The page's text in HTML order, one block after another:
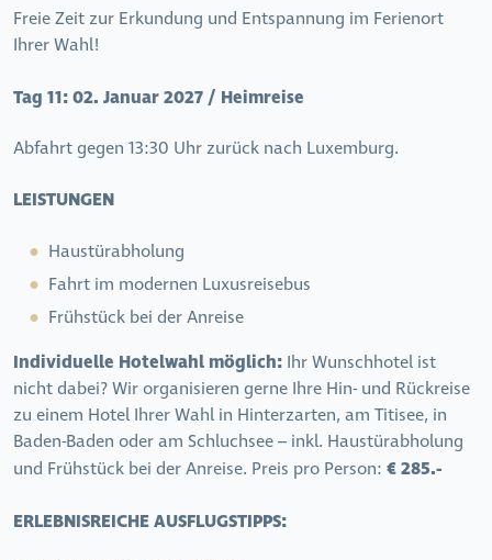
Freie Zeit zur Erkundung und Entspannung im Ferienort
Ihrer Wahl!
Tag 11:02. Januar 2027 / Heimreise
Abfahrt gegen 13:30 Uhr zurück nach Luxemburg.
LEISTUNGEN
Haustürabholung
Fahrt im modernen Luxusreisebus
Frühstück bei der Anreise
Individuelle Hotelwahl möglich: Ihr Wunschhotel ist
nicht dabei? Wir organisieren gerne Ihre Hin- und Rückreise
zu einem Hotel Ihrer Wahl in Hinterzarten, am Titisee, in
Baden-Baden oder am Schluchsee – inkl. Haustürabholung
und Frühstück bei der Anreise. Preis pro Person: € 285.-
ERLEBNISREICHE AUSFLUGSTIPPS: